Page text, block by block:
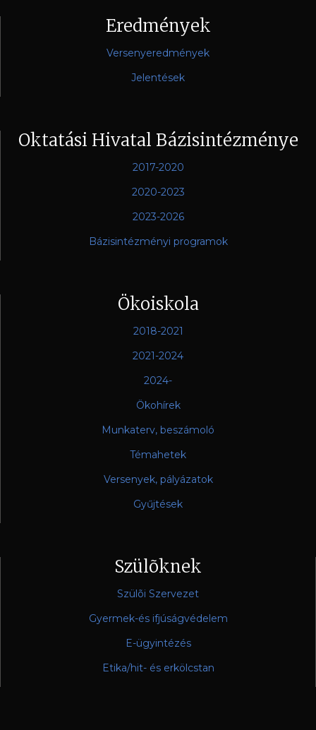
Eredmények
Versenyeredmények
Jelentések
Oktatási Hivatal Bázisintézménye
2017-2020
2020-2023
2023-2026
Bázisintézményi programok
Ökoiskola
2018-2021
2021-2024
2024-
Ökohírek
Munkaterv, beszámoló
Témahetek
Versenyek, pályázatok
Gyűjtések
Szülõknek
Szülõi Szervezet
Gyermek-és ifjúságvédelem
E-ügyintézés
Etika/hit- és erkölcstan